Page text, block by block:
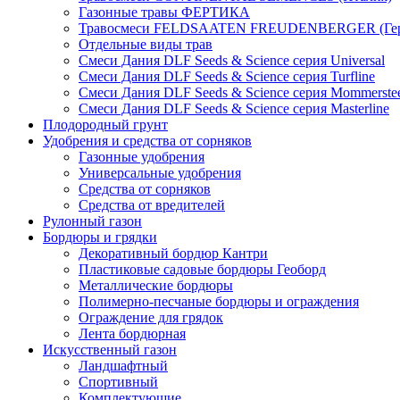
Газонные травы ФЕРТИКА
Травосмеси FELDSAATEN FREUDENBERGER
Отдельные виды трав
Смеси Дания DLF Seeds & Sciеnce серия Universal
Смеси Дания DLF Seeds & Sciеnce серия Turfline
Смеси Дания DLF Seeds & Sciеnce серия
Смеси Дания DLF Seeds & Sciеnce серия Masterline
Плодородный грунт
Удобрения и средства от сорняков
Газонные удобрения
Универсальные удобрения
Средства от сорняков
Средства от вредителей
Рулонный газон
Бордюры и грядки
Декоративный бордюр Кантри
Пластиковые садовые бордюры Геоборд
Металлические бордюры
Полимерно-песчаные бордюры и ограждения
Ограждение для грядок
Лента бордюрная
Искусственный газон
Ландшафтный
Спортивный